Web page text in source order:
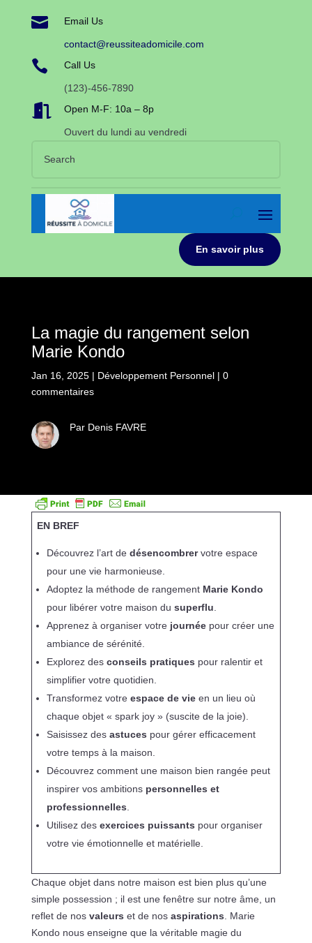
 Email Us
contact@reussiteadomicile.com
 Call Us
(123)-456-7890
 Open M-F: 10a – 8p
Ouvert du lundi au vendredi
En savoir plus
La magie du rangement selon
Marie Kondo
Jan 16, 2025| Développement Personnel| 0
commentaires
Par Denis FAVRE
EN BREF
Découvrez l’art de désencombrervotre espace
pour une vie harmonieuse.
Adoptez la méthode de rangement Marie Kondo
pour libérer votre maison du superflu
Apprenez à organiser votre journéepour créer une
ambiance de sérénité.
Explorez des conseils pratiques pour ralentir et
simplifier votre quotidien.
Transformez votre espace de vieen un lieu où
chaque objet « spark joy » (suscite de la joie).
Saisissez des astuces pour gérer efficacement
votre temps à la maison.
Découvrez comment une maison bien rangée peut
inspirer vos ambitions personnelles et
professionnelles
Utilisez des exercices puissants pour organiser
votre vie émotionnelle et matérielle.
Chaque objet dans notre maison est bien plus qu’une
simple possession ; il est une fenêtre sur notre âme, un
reflet de nos valeurs et de nos aspirations . Marie
Kondo nous enseigne que la véritable magie du